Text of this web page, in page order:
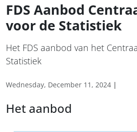
FDS Aanbod
voor de Statistiek
Het FDS aanbod van het
Statistiek
Wednesday, December 11, 2024 |
Het aanbod